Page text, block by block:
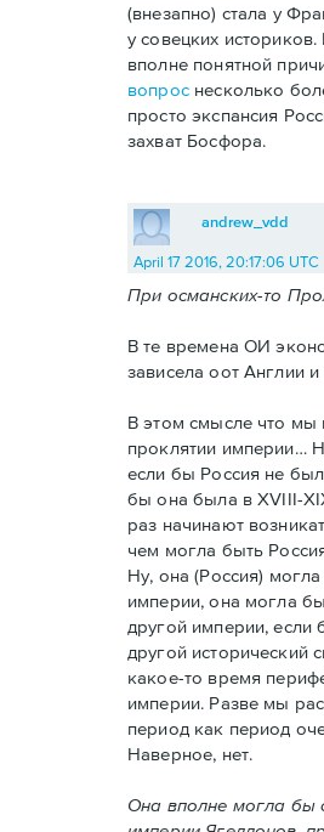
(внезапно) стала у
у совецких историков.
вполне понятной
вопроснесколько
просто экспансия
захват Босфора.
andrew_vdd
April 17 2016, 20:17:06 UTC
При османских-то
В те времена ОИ
зависела оот Англии
В этом смысле что мы
проклятии империи…
если бы Россия не
бы она была в XVIII-
раз начинают
чем могла быть
Ну, она (Россия)
империи, она могла
другой империи,
другой исторический
какое-то время
империи. Разве мы
период как период
Наверное, нет.
Она вполне могла бы